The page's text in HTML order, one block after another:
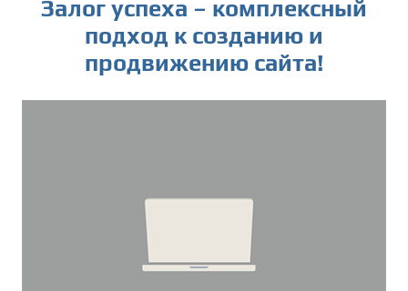
Залог успеха – комплексный
подход к созданию и
продвижению сайта!